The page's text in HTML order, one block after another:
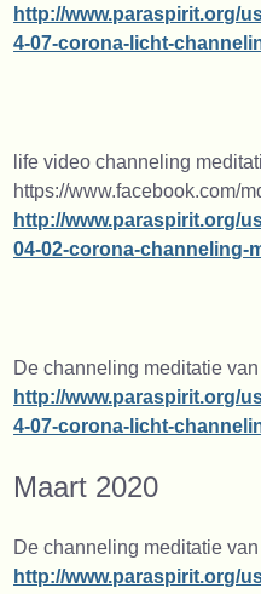
http://www.paraspirit.org/
4-07-corona-licht-
life video channeling
https://www.facebook.com/
http://www.paraspirit.org/
04-02-corona-channeling-
De channeling meditatie
http://www.paraspirit.org/
4-07-corona-licht-
Maart 2020
De channeling meditatie
http://www.paraspirit.org/